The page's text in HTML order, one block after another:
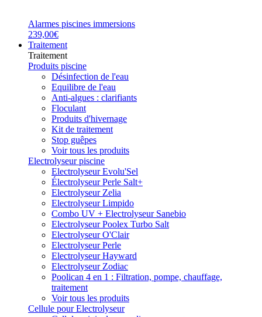
Alarmes piscines immersions
239,00€
Traitement
Traitement
Produits piscine
Désinfection de l'eau
Equilibre de l'eau
Anti-algues : clarifiants
Floculant
Produits d'hivernage
Kit de traitement
Stop guêpes
Voir tous les produits
Electrolyseur piscine
Electrolyseur Evolu'Sel
Électrolyseur Perle Salt+
Electrolyseur Zelia
Electrolyseur Limpido
Combo UV + Electrolyseur Sanebio
Electrolyseur Poolex Turbo Salt
Electrolyseur O'Clair
Electrolyseur Perle
Electrolyseur Hayward
Electrolyseur Zodiac
Poolican 4 en 1 : Filtration, pompe, chauffage,
traitement
Voir tous les produits
Cellule pour Electrolyseur